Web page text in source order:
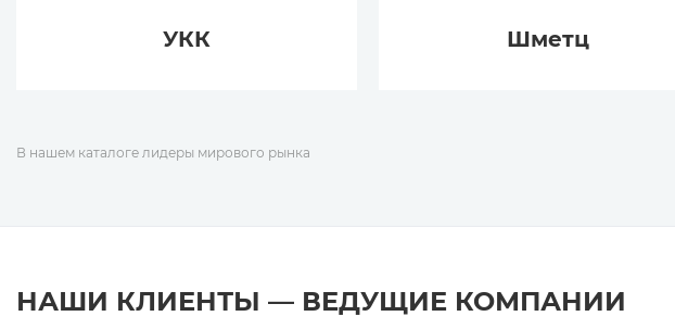
УКК Шметц
В нашем каталоге лидеры мирового рынка
НАШИ КЛИЕНТЫ — ВЕДУЩИЕ КОМПАНИИ